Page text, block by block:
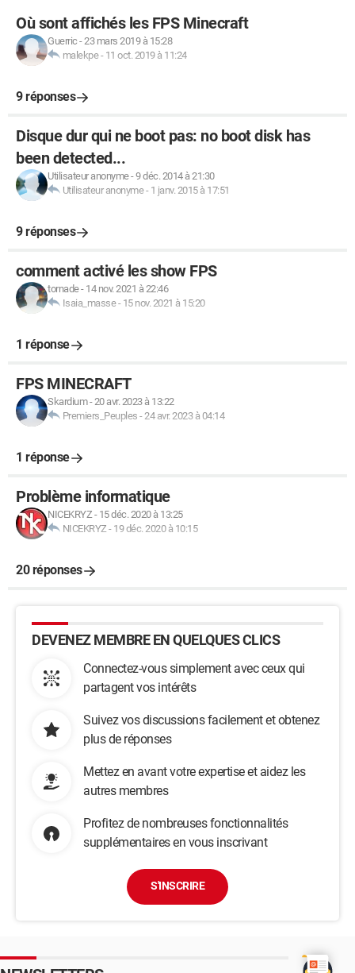
Où sont affichés les FPS Minecraft
Guerric -23 mars 2019 à 15:28
malekpe- 11 oct. 2019 à 11:24
9 réponses
Disque dur qui ne boot pas: no boot disk has
been detected...
Utilisateur anonyme-9 déc. 2014 à 21:30
Utilisateur anonyme- 1 janv. 2015 à 17:51
9 réponses
comment activé les show FPS
tornade- 14 nov. 2021 à 22:46
Isaia_masse- 15 nov. 2021 à 15:20
1 réponse
FPS MINECRAFT
Skardium-20 avr. 2023 à 13:22
Premiers_Peuples -24 avr. 2023 à 04:14
1 réponse
Problème informatique
NICEKRYZ- 15 déc. 2020 à 13:25
NICEKRYZ- 19 déc. 2020 à 10:15
20 réponses
DEVENEZ MEMBRE EN QUELQUES CLICS
Connectez-vous simplement avec ceux qui
partagent vos intérêts
Suivez vos discussions facilement et obtenez
plus de réponses
Mettez en avant votre expertise et aidez les
autres membres
Profitez de nombreuses fonctionnalités
supplémentaires en vous inscrivant
S'INSCRIRE